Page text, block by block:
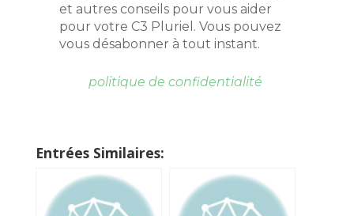
et autres conseils pour vous aider
pour votre C3 Pluriel. Vous pouvez
vous désabonner à tout instant.
politique de confidentialité
Entrées Similaires: